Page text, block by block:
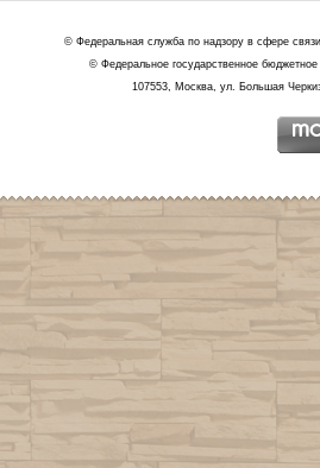
© Федеральная служба по надзору в сфере
© Федеральное государственное
107553, Москва, ул. Большая